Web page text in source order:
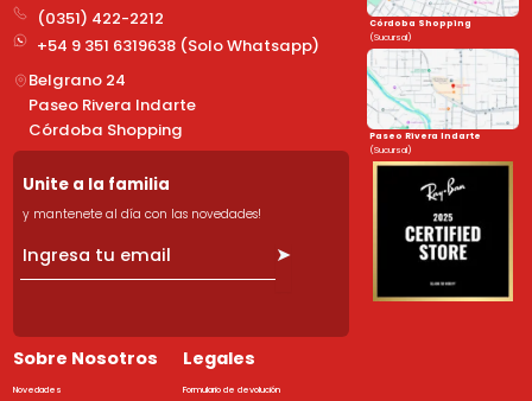
(0351) 422-2212
+54 9 351 6319638 (Solo Whatsapp)
Belgrano 24
Paseo Rivera Indarte
Córdoba Shopping
Unite a la familia
y mantenete al día con las novedades!
➤
Sobre Nosotros
Novedades
Legales
Formulario de devolución
Córdoba Shopping
(Sucursal)
Paseo Rivera Indarte
(Sucursal)